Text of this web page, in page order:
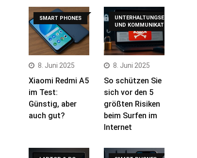
SMART PHONES
8. Juni 2025
Xiaomi Redmi A5
im Test:
Günstig, aber
auch gut?
UNTERHALTUNGSELEKTRONIK
UND KOMMUNIKATION
8. Juni 2025
So schützen Sie
sich vor den 5
größten Risiken
beim Surfen im
Internet